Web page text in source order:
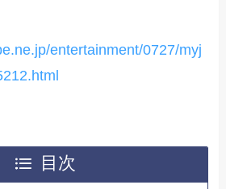
entertainment/0727/myj
目次